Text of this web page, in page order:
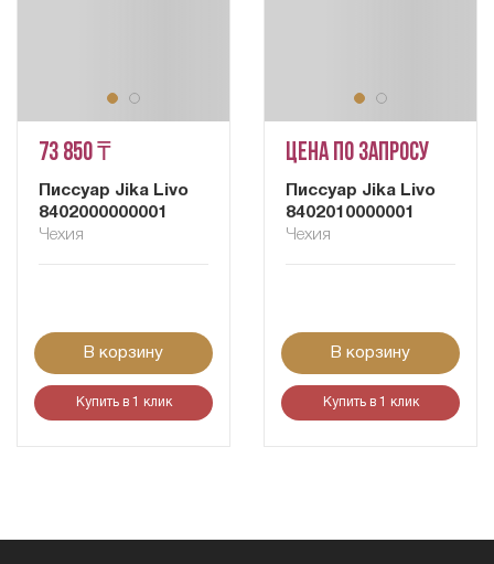
73 850 ₸
Писсуар Jika Livo
8402000000001
Чехия
В корзину
Купить в 1 клик
Цена по запросу
Писсуар Jika Livo
8402010000001
Чехия
В корзину
Купить в 1 клик